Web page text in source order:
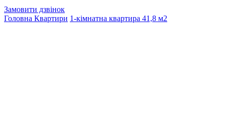
Замовити дзвінок
Головна Квартири 1-кімнатна квартира 41,8 м2